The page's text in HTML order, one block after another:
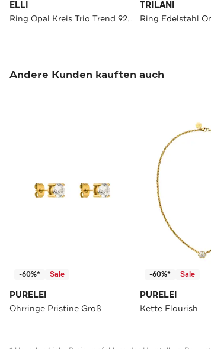
ELLI
Ring Opal Kreis Trio Trend 925er Silber Gold
TRILANI
Ring Edelstahl
Andere Kunden kauften auch
-60%* Sale
PURELEI
Ohrringe Pristine Groß
-60%* Sale
PURELEI
Kette Flourish